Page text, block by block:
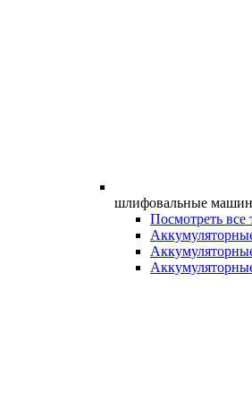
шлифовальные
Посмотреть все